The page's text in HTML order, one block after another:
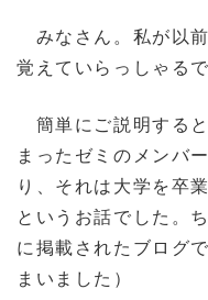
みなさん。私が以
覚えていらっしゃる
簡単にご説明する
まったゼミのメンバ
り、それは大学を卒
というお話でした。
に掲載されたブログ
まいました）